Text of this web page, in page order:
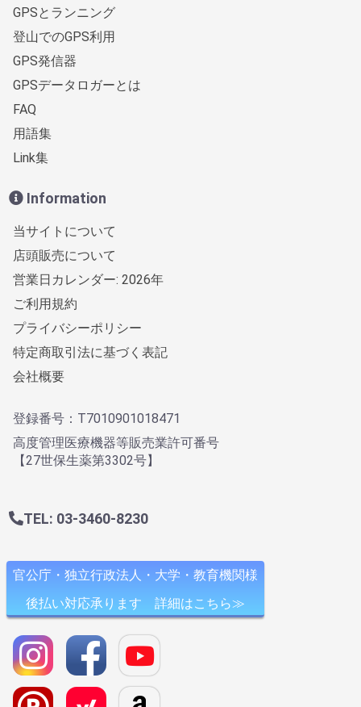
GPSとランニング
登山でのGPS利用
GPS発信器
GPSデータロガーとは
FAQ
用語集
Link集
Information
当サイトについて
店頭販売について
営業日カレンダー: 2026年
ご利用規約
プライバシーポリシー
特定商取引法に基づく表記
会社概要
登録番号：T7010901018471
高度管理医療機器等販売業許可番号
【27世保生薬第3302号】
TEL: 03-3460-8230
官公庁・独立行政法人・大学・教育機関様
後払い対応承ります 詳細はこちら≫